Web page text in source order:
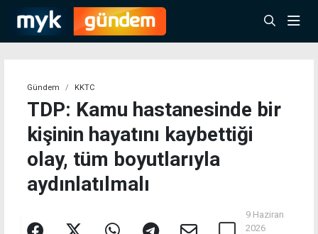
Gündem KKTC
TDP: Kamu hastanesinde bir
kişinin hayatını kaybettiği
olay, tüm boyutlarıyla
aydınlatılmalı
9 Haziran
2026